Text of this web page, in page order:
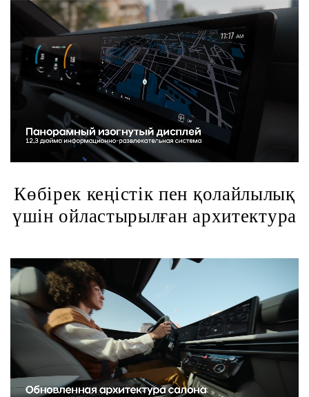
Көбірек кеңістік пен қолайлылық
үшін ойластырылған архитектура